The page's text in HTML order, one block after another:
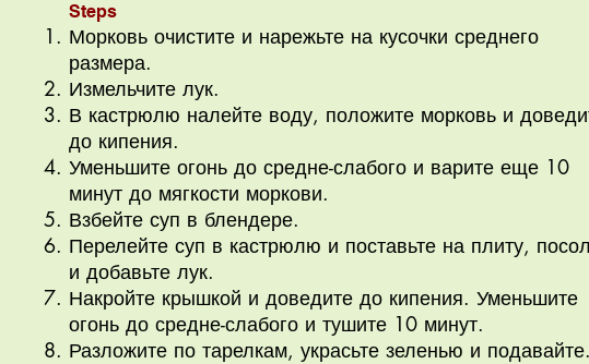
Steps
Морковь очистите и нарежьте на кусочки среднего
размера.
Измельчите лук.
В кастрюлю налейте воду, положите морковь и
до кипения.
Уменьшите огонь до средне-слабого и варите еще 10
минут до мягкости моркови.
Взбейте суп в блендере.
Перелейте суп в кастрюлю и поставьте на плиту,
и добавьте лук.
Накройте крышкой и доведите до кипения. Уменьшите
огонь до средне-слабого и тушите 10 минут.
Разложите по тарелкам, украсьте зеленью и подавайте.